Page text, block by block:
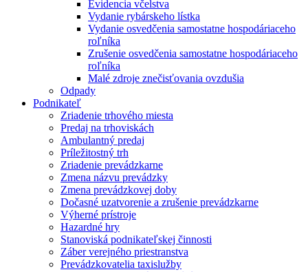
Evidencia včelstva
Vydanie rybárskeho lístka
Vydanie osvedčenia samostatne hospodáriaceho
roľníka
Zrušenie osvedčenia samostatne hospodáriaceho
roľníka
Malé zdroje znečisťovania ovzdušia
Odpady
Podnikateľ
Zriadenie trhového miesta
Predaj na trhoviskách
Ambulantný predaj
Príležitostný trh
Zriadenie prevádzkarne
Zmena názvu prevádzky
Zmena prevádzkovej doby
Dočasné uzatvorenie a zrušenie prevádzkarne
Výherné prístroje
Hazardné hry
Stanoviská podnikateľskej činnosti
Záber verejného priestranstva
Prevádzkovatelia taxislužby